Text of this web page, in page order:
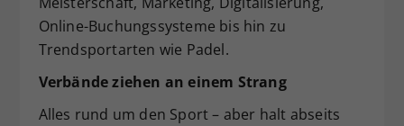
Online-Buchungssysteme bis hin zu
Trendsportarten wie Padel.
Verbände ziehen an einem Strang
Alles rund um den Sport – aber halt abseits